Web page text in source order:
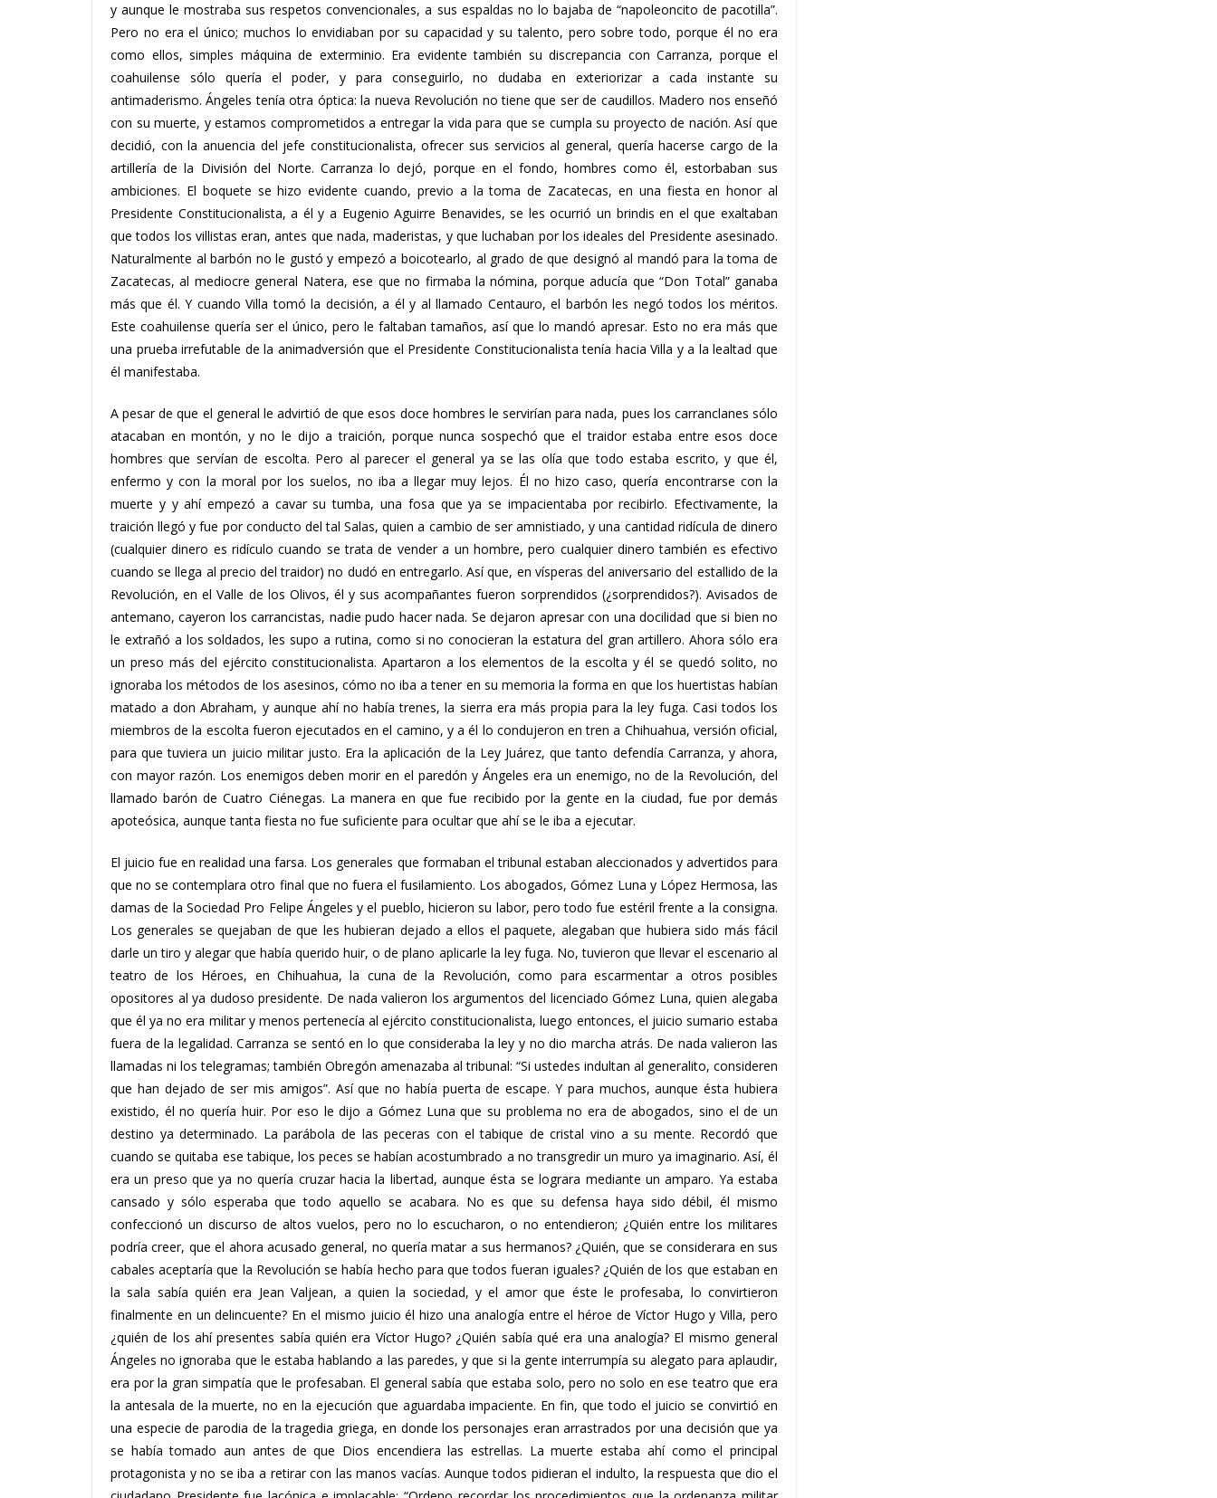
y aunque le mostraba sus respetos convencionales, a sus espaldas no lo bajaba de “napoleoncito de pacotilla”.
Pero no era el único; muchos lo envidiaban por su capacidad y su talento, pero sobre todo, porque él no era
como ellos, simples máquina de exterminio. Era evidente también su discrepancia con Carranza, porque el
coahuilense sólo quería el poder, y para conseguirlo, no dudaba en exteriorizar a cada instante su
antimaderismo. Ángeles tenía otra óptica: la nueva Revolución no tiene que ser de caudillos. Madero nos enseñó
con su muerte, y estamos comprometidos a entregar la vida para que se cumpla su proyecto de nación. Así que
decidió, con la anuencia del jefe constitucionalista, ofrecer sus servicios al general, quería hacerse cargo de la
artillería de la División del Norte. Carranza lo dejó, porque en el fondo, hombres como él, estorbaban sus
ambiciones. El boquete se hizo evidente cuando, previo a la toma de Zacatecas, en una fiesta en honor al
Presidente Constitucionalista, a él y a Eugenio Aguirre Benavides, se les ocurrió un brindis en el que exaltaban
que todos los villistas eran, antes que nada, maderistas, y que luchaban por los ideales del Presidente asesinado.
Naturalmente al barbón no le gustó y empezó a boicotearlo, al grado de que designó al mandó para la toma de
Zacatecas, al mediocre general Natera, ese que no firmaba la nómina, porque aducía que “Don Total” ganaba
más que él. Y cuando Villa tomó la decisión, a él y al llamado Centauro, el barbón les negó todos los méritos.
Este coahuilense quería ser el único, pero le faltaban tamaños, así que lo mandó apresar. Esto no era más que
una prueba irrefutable de la animadversión que el Presidente Constitucionalista tenía hacia Villa y a la lealtad que
él manifestaba.
A pesar de que el general le advirtió de que esos doce hombres le servirían para nada, pues los carranclanes sólo
atacaban en montón, y no le dijo a traición, porque nunca sospechó que el traidor estaba entre esos doce
hombres que servían de escolta. Pero al parecer el general ya se las olía que todo estaba escrito, y que él,
enfermo y con la moral por los suelos, no iba a llegar muy lejos. Él no hizo caso, quería encontrarse con la
muerte y y ahí empezó a cavar su tumba, una fosa que ya se impacientaba por recibirlo. Efectivamente, la
traición llegó y fue por conducto del tal Salas, quien a cambio de ser amnistiado, y una cantidad ridícula de dinero
(cualquier dinero es ridículo cuando se trata de vender a un hombre, pero cualquier dinero también es efectivo
cuando se llega al precio del traidor) no dudó en entregarlo. Así que, en vísperas del aniversario del estallido de la
Revolución, en el Valle de los Olivos, él y sus acompañantes fueron sorprendidos (¿sorprendidos?). Avisados de
antemano, cayeron los carrancistas, nadie pudo hacer nada. Se dejaron apresar con una docilidad que si bien no
le extrañó a los soldados, les supo a rutina, como si no conocieran la estatura del gran artillero. Ahora sólo era
un preso más del ejército constitucionalista. Apartaron a los elementos de la escolta y él se quedó solito, no
ignoraba los métodos de los asesinos, cómo no iba a tener en su memoria la forma en que los huertistas habían
matado a don Abraham, y aunque ahí no había trenes, la sierra era más propia para la ley fuga. Casi todos los
miembros de la escolta fueron ejecutados en el camino, y a él lo condujeron en tren a Chihuahua, versión oficial,
para que tuviera un juicio militar justo. Era la aplicación de la Ley Juárez, que tanto defendía Carranza, y ahora,
con mayor razón. Los enemigos deben morir en el paredón y Ángeles era un enemigo, no de la Revolución, del
llamado barón de Cuatro Ciénegas. La manera en que fue recibido por la gente en la ciudad, fue por demás
apoteósica, aunque tanta fiesta no fue suficiente para ocultar que ahí se le iba a ejecutar.
El juicio fue en realidad una farsa. Los generales que formaban el tribunal estaban aleccionados y advertidos para
que no se contemplara otro final que no fuera el fusilamiento. Los abogados, Gómez Luna y López Hermosa, las
damas de la Sociedad Pro Felipe Ángeles y el pueblo, hicieron su labor, pero todo fue estéril frente a la consigna.
Los generales se quejaban de que les hubieran dejado a ellos el paquete, alegaban que hubiera sido más fácil
darle un tiro y alegar que había querido huir, o de plano aplicarle la ley fuga. No, tuvieron que llevar el escenario al
teatro de los Héroes, en Chihuahua, la cuna de la Revolución, como para escarmentar a otros posibles
opositores al ya dudoso presidente. De nada valieron los argumentos del licenciado Gómez Luna, quien alegaba
que él ya no era militar y menos pertenecía al ejército constitucionalista, luego entonces, el juicio sumario estaba
fuera de la legalidad. Carranza se sentó en lo que consideraba la ley y no dio marcha atrás. De nada valieron las
llamadas ni los telegramas; también Obregón amenazaba al tribunal: “Si ustedes indultan al generalito, consideren
que han dejado de ser mis amigos”. Así que no había puerta de escape. Y para muchos, aunque ésta hubiera
existido, él no quería huir. Por eso le dijo a Gómez Luna que su problema no era de abogados, sino el de un
destino ya determinado. La parábola de las peceras con el tabique de cristal vino a su mente. Recordó que
cuando se quitaba ese tabique, los peces se habían acostumbrado a no transgredir un muro ya imaginario. Así, él
era un preso que ya no quería cruzar hacia la libertad, aunque ésta se lograra mediante un amparo. Ya estaba
cansado y sólo esperaba que todo aquello se acabara. No es que su defensa haya sido débil, él mismo
confeccionó un discurso de altos vuelos, pero no lo escucharon, o no entendieron; ¿Quién entre los militares
podría creer, que el ahora acusado general, no quería matar a sus hermanos? ¿Quién, que se considerara en sus
cabales aceptaría que la Revolución se había hecho para que todos fueran iguales? ¿Quién de los que estaban en
la sala sabía quién era Jean Valjean, a quien la sociedad, y el amor que éste le profesaba, lo convirtieron
finalmente en un delincuente? En el mismo juicio él hizo una analogía entre el héroe de Víctor Hugo y Villa, pero
¿quién de los ahí presentes sabía quién era Víctor Hugo? ¿Quién sabía qué era una analogía? El mismo general
Ángeles no ignoraba que le estaba hablando a las paredes, y que si la gente interrumpía su alegato para aplaudir,
era por la gran simpatía que le profesaban. El general sabía que estaba solo, pero no solo en ese teatro que era
la antesala de la muerte, no en la ejecución que aguardaba impaciente. En fin, que todo el juicio se convirtió en
una especie de parodia de la tragedia griega, en donde los personajes eran arrastrados por una decisión que ya
se había tomado aun antes de que Dios encendiera las estrellas. La muerte estaba ahí como el principal
protagonista y no se iba a retirar con las manos vacías. Aunque todos pidieran el indulto, la respuesta que dio el